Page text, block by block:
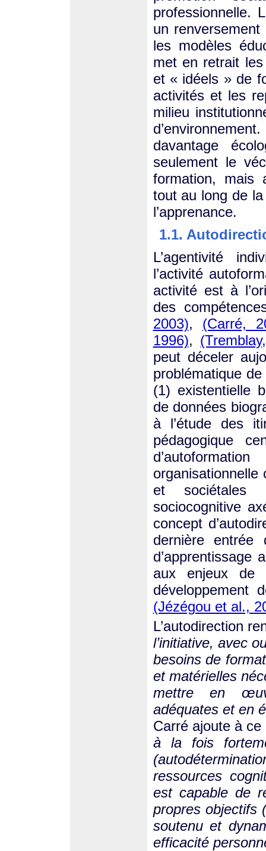
professionnelle.
un
les modèles
met en retrait
et « idéels » de
activités et les
milieu
davantage
seulement le
formation, mais
tout au long de
l’apprenance.
1.1.
L’agentivité
l’activité
activité est à
des
2003), (Carré,
1996),
peut déceler
problématique
(1) existentielle
de données
à l’étude des
pédagogique
et sociétales
sociocognitive
concept
dernière entrée
d’apprentissage
aux enjeux de
développement
(Jézégou et al.,
L’autodirection
l’initiative, avec
besoins de
et matérielles
mettre en
adéquates et en
Carré ajoute à
à la fois
ressources
est capable de
propres objectifs
soutenu et
efficacité